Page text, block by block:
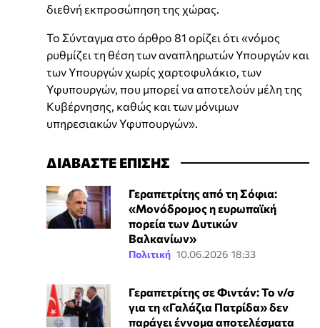
διεθνή εκπροσώπηση της χώρας.
Το Σύνταγμα στο άρθρο 81 ορίζει ότι «νόμος
ρυθμίζει τη θέση των αναπληρωτών Yπουργών και
των Yπουργών χωρίς χαρτοφυλάκιο, των
Yφυπουργών, που μπορεί να αποτελούν μέλη της
Kυβέρνησης, καθώς και των μόνιμων
υπηρεσιακών Yφυπουργών».
ΔΙΑΒΑΣΤΕ ΕΠΙΣΗΣ
Γεραπετρίτης από τη Σόφια:
«Μονόδρομος η ευρωπαϊκή
πορεία των Δυτικών
Βαλκανίων»
Πολιτική 10.06.2026 18:33
Γεραπετρίτης σε Φιντάν: Το ν/σ
για τη «Γαλάζια Πατρίδα» δεν
παράγει έννομα αποτελέσματα